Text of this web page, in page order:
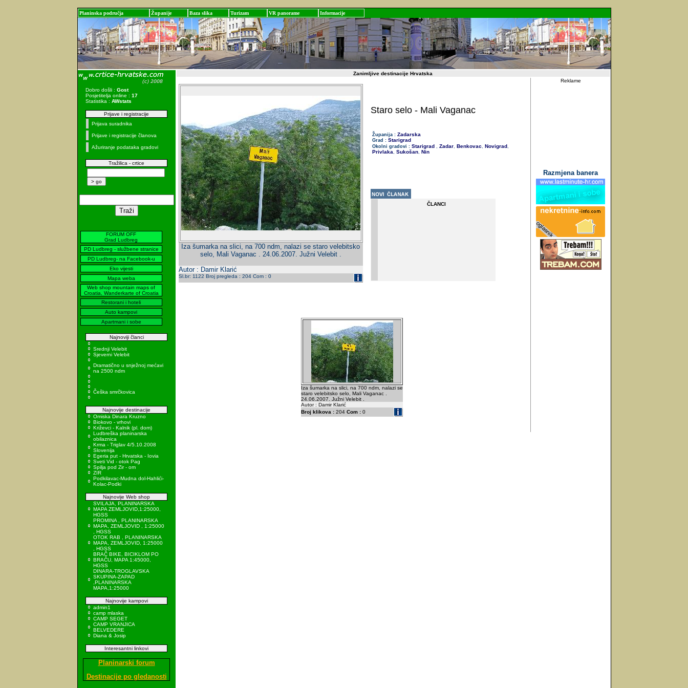
Planinska područja Županije Baza slika Turizam VR panorame Informacije
Dobro došli : Gost
Posjetitelja online : 17
Statistika : AWstats
Prijave i registracije
Prijava suradnika
Prijave i registracije članova
Ažuriranje podataka gradovi
Tražilica - crtice
FORUM OFF
Grad Ludbreg
PD Ludbreg - službene stranice
PD Ludbreg- na Facebook-u
Eko vijesti
Mapa weba
Web shop mountain maps of
Croatia, Wanderkarte of Croatia
Restorani i hoteli
Auto kampovi
Apartmani i sobe
Najnoviji članci
Srednji Velebit
Sjeverni Velebit
Dramatično u snježnoj mećavi
na 2500 ndm
Češka smrčkovica
Najnovije destinacije
Omiska Dinara Kruzno
Biokovo - vrhovi
Križevci - Kalnik (pl. dom)
Ludbreška planinarska
obilaznica
Krma - Triglav 4/5.10.2008
Slovenija
Egeria put - Hrvatska - Iovia
Sveti Vid - otok Pag
Spilja pod Zir - om
ZIR
Podkilavac-Mudna dol-Hahlići-
Kolac-Podki
Najnovije Web shop
SVILAJA, PLANINARSKA
MAPA ZEMLJOVID,1:25000,
HGSS
PROMINA , PLANINARSKA
MAPA, ZEMLJOVID , 1:25000
, HGSS
OTOK RAB , PLANINARSKA
MAPA, ZEMLJOVID, 1:25000
, HGSS
BRAČ BIKE, BICIKLOM PO
BRAČU, MAPA 1:45000,
HGSS
DINARA-TROGLAVSKA
SKUPINA-ZAPAD
,PLANINARSKA
MAPA,1:25000
Najnovije kampovi
admin1
camp mlaska
CAMP SEGET
CAMP VRANJICA
BELVEDERE
Diana & Josip
Interesantni linkovi
Planinarski forum
Destinacije po gledanosti
Zanimljive destinacije Hrvatska
Iza šumarka na slici, na 700 ndm, nalazi se staro velebitsko
selo, Mali Vaganac . 24.06.2007. Južni Velebit .
Autor : Damir Klarić
Sl.br: 1122 Broj pregleda : 204 Com : 0
Staro selo - Mali Vaganac
Županija : Zadarska
Grad : Starigrad
Okolni gradovi : Starigrad , Zadar, Benkovac, Novigrad,
Privlaka, Sukošan, Nin
ČLANCI
Iza šumarka na slici, na 700 ndm, nalazi se
staro velebitsko selo, Mali Vaganac .
24.06.2007. Južni Velebit .
Autor : Damir Klarić
Broj klikova : 204 Com : 0
Reklame
Razmjena banera